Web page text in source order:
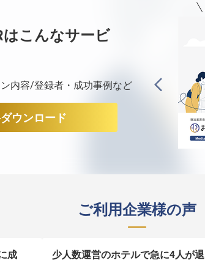
はこんなサービ
内容/登録者・成功事例など
ウンロード
ご利用企業様の声
成
少人数運営のホテルで急に4人が退